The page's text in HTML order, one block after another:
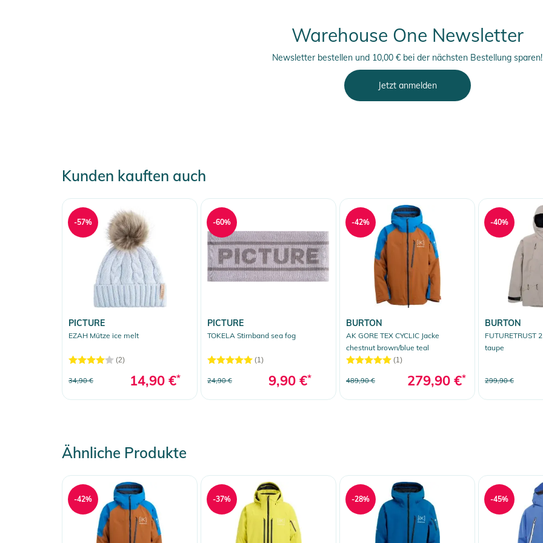
Warehouse One Newsletter
Newsletter bestellen und 10,00 € bei der nächsten Bestellung sparen!
Jetzt anmelden
Kunden kauften auch
PICTURE
EZAH Mütze ice melt
(2)
34,90 € 14,90 €*
-57%
PICTURE
TOKELA Stirnband sea fog
(1)
24,90 € 9,90 €*
-60%
BURTON
AK GORE TEX CYCLIC Jacke
chestnut brown/blue teal
(1)
489,90 € 279,90 €*
-42%
BURTON
FUTURETRUST
taupe
299,90 €
-40%
Ähnliche Produkte
-42% -37% -28% -45%